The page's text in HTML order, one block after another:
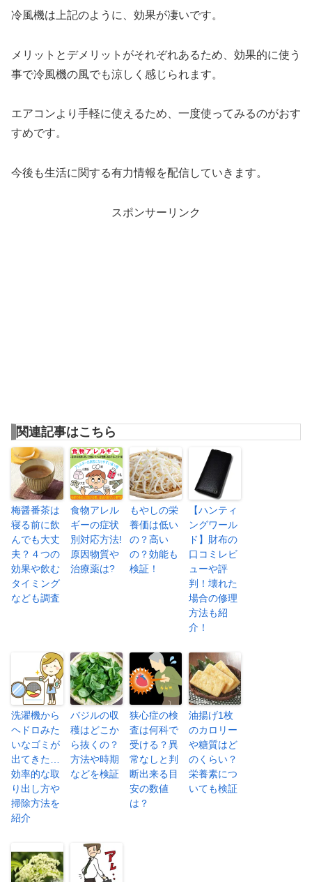
冷風機は上記のように、効果が凄いです。
メリットとデメリットがそれぞれあるため、効果的に使う
事で冷風機の風でも涼しく感じられます。
エアコンより手軽に使えるため、一度使ってみるのがおす
すめです。
今後も生活に関する有力情報を配信していきます。
スポンサーリンク
関連記事はこちら
梅醤番茶は
寝る前に飲
んでも大丈
夫？４つの
効果や飲む
タイミング
なども調査
食物アレル
ギーの症状
別対応方法!
原因物質や
治療薬は?
もやしの栄
養価は低い
の？高い
の？効能も
検証！
【ハンティ
ングワール
ド】財布の
口コミレビ
ューや評
判！壊れた
場合の修理
方法も紹
介！
洗濯機から
ヘドロみた
いなゴミが
出てきた…
効率的な取
り出し方や
掃除方法を
紹介
バジルの収
穫はどこか
ら抜くの？
方法や時期
などを検証
狭心症の検
査は何科で
受ける？異
常なしと判
断出来る目
安の数値
は？
油揚げ1枚
のカロリー
や糖質はど
のくらい？
栄養素につ
いても検証